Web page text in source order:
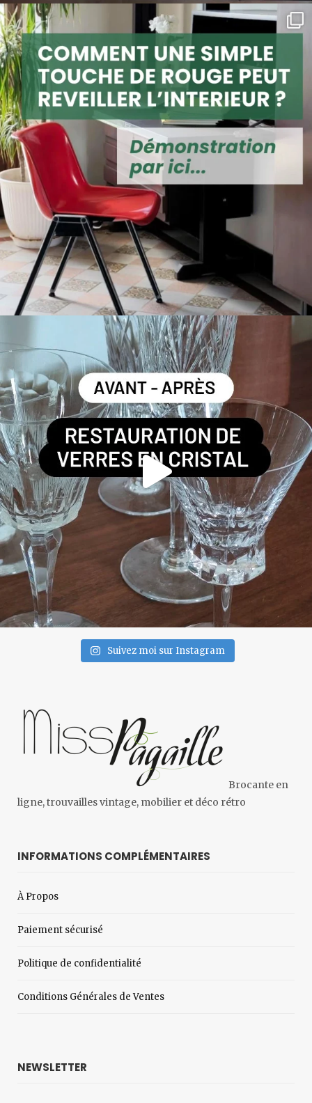
Suivez moi sur Instagram
Brocante en
ligne, trouvailles vintage, mobilier et déco rétro
INFORMATIONS COMPLÉMENTAIRES
À Propos
Paiement sécurisé
Politique de confidentialité
Conditions Générales de Ventes
NEWSLETTER